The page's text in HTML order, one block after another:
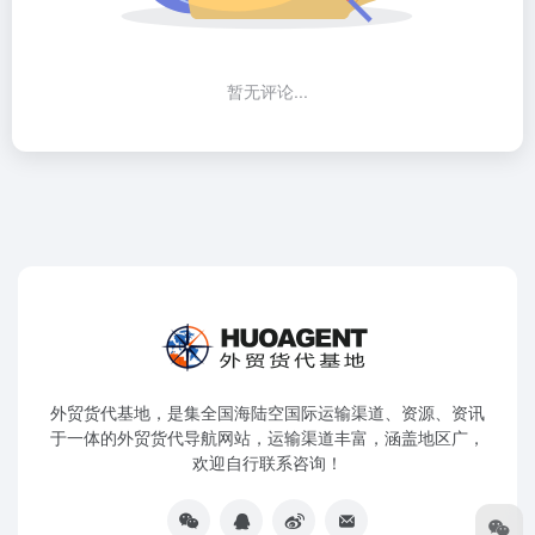
暂无评论...
外贸货代基地，是集全国海陆空国际运输渠道、资源、资讯
于一体的外贸货代导航网站，运输渠道丰富，涵盖地区广，
欢迎自行联系咨询！